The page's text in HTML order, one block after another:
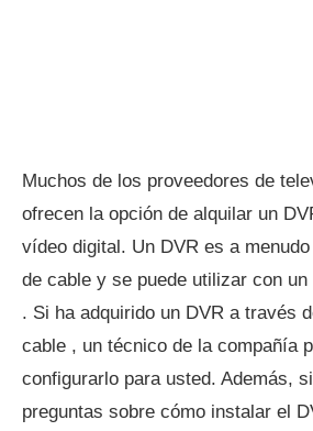
Muchos de los proveedores de
ofrecen la opción de alquilar un
vídeo digital. Un DVR es a
de cable y se puede utilizar con
. Si ha adquirido un DVR a través
cable , un técnico de la compañía
configurarlo para usted. Además,
preguntas sobre cómo instalar el